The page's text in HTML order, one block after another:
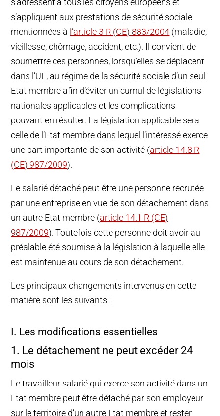
s’adressent à tous les citoyens européens et
s’appliquent aux prestations de sécurité sociale
mentionnées à l’article 3 R (CE) 883/2004 (maladie,
vieillesse, chômage, accident, etc.). Il convient de
soumettre ces personnes, lorsqu’elles se déplacent
dans l’UE, au régime de la sécurité sociale d’un seul
Etat membre afin d’éviter un cumul de législations
nationales applicables et les complications
pouvant en résulter. La législation applicable sera
celle de l’Etat membre dans lequel l’intéressé exerce
une part importante de son activité (article 14.8 R
(CE) 987/2009).
Le salarié détaché peut être une personne recrutée
par une entreprise en vue de son détachement dans
un autre Etat membre (article 14.1 R (CE)
987/2009). Toutefois cette personne doit avoir au
préalable été soumise à la législation à laquelle elle
est maintenue au cours de son détachement.
Les principaux changements intervenus en cette
matière sont les suivants :
I. Les modifications essentielles
1. Le détachement ne peut excéder 24
mois
Le travailleur salarié qui exerce son activité dans un
Etat membre peut être détaché par son employeur
sur le territoire d’un autre Etat membre et rester